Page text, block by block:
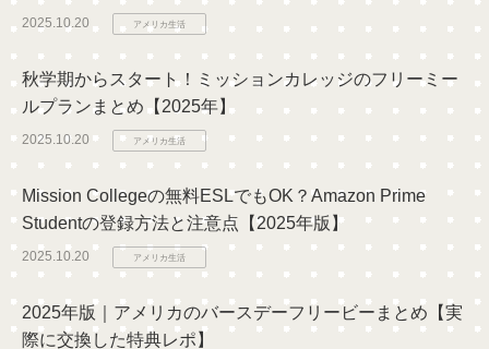
2025.10.20 アメリカ生活
秋学期からスタート！ミッションカレッジのフリーミー
ルプランまとめ【2025年】
2025.10.20 アメリカ生活
Mission Collegeの無料ESLでもOK？Amazon Prime
Studentの登録方法と注意点【2025年版】
2025.10.20 アメリカ生活
2025年版｜アメリカのバースデーフリービーまとめ【実
際に交換した特典レポ】